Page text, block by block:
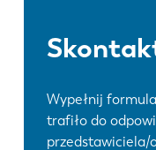
Wypełnij
trafiło do
przedstawiciela/